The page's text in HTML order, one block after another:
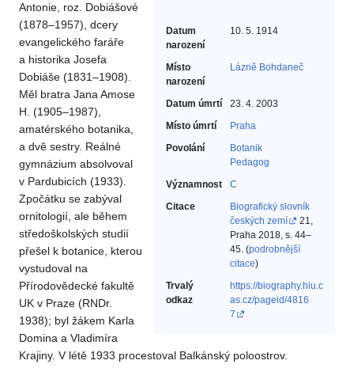
Datum
narození
10. 5. 1914
Místo
narození
Lázně Bohdaneč
Datum úmrtí
23. 4. 2003
Místo úmrtí
Praha
Povolání
Botanik‎
Pedagog‎
Významnost
C
Citace
Biografický slovník
českých zemí
21,
Praha 2018, s. 44–
45. (podrobnější
citace)
Trvalý
odkaz
https://biography.hiu.c
as.cz/pageid/4816
7
Antonie, roz. Dobiášové
(1878–1957), dcery
evangelického faráře
a historika Josefa
Dobiáše (1831–1908).
Měl bratra Jana Amose
H. (1905–1987),
amatérského botanika,
a dvě sestry. Reálné
gymnázium absolvoval
v Pardubicích (1933).
Zpočátku se zabýval
ornitologií, ale během
středoškolských studií
přešel k botanice, kterou
vystudoval na
Přírodovědecké fakultě
UK v Praze (RNDr.
1938); byl žákem Karla
Domina a Vladimíra
Krajiny. V létě 1933 procestoval Balkánský poloostrov.